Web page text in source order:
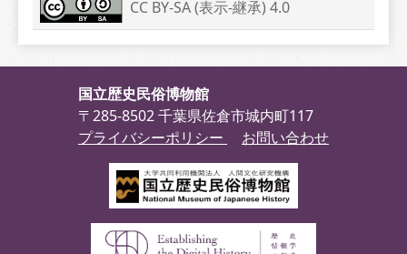
CC BY-SA (表示-継承) 4.0
国立歴史民俗博物館
〒285-8502 千葉県佐倉市城内町117
プライバシーポリシー
お問い合わせ